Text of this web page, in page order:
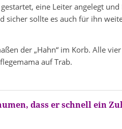
eine Leiter angelegt
sollte es auch für ihn
der „Hahn“ im Korb. Alle
auf Trab.
dass er schnell ein